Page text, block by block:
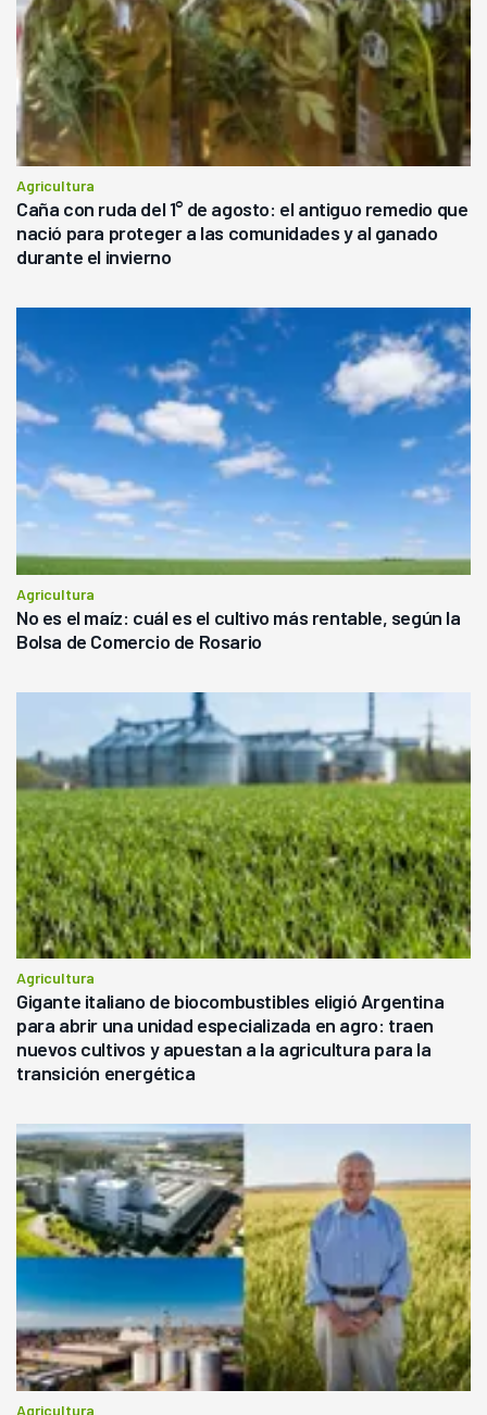
Agricultura
Caña con ruda del 1° de agosto: el antiguo remedio que
nació para proteger a las comunidades y al ganado
durante el invierno
Agricultura
No es el maíz: cuál es el cultivo más rentable, según la
Bolsa de Comercio de Rosario
Agricultura
Gigante italiano de biocombustibles eligió Argentina
para abrir una unidad especializada en agro: traen
nuevos cultivos y apuestan a la agricultura para la
transición energética
Agricultura